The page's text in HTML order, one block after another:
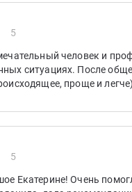
5
человек и
ситуациях. После
проще и легче)
5
Екатерине! Очень